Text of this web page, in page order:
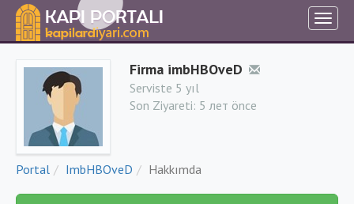
Firma imbHBOveD
Serviste 5 yıl
Son Ziyareti: 5 лет önce
Portal ImbHBOveD Hakkımda